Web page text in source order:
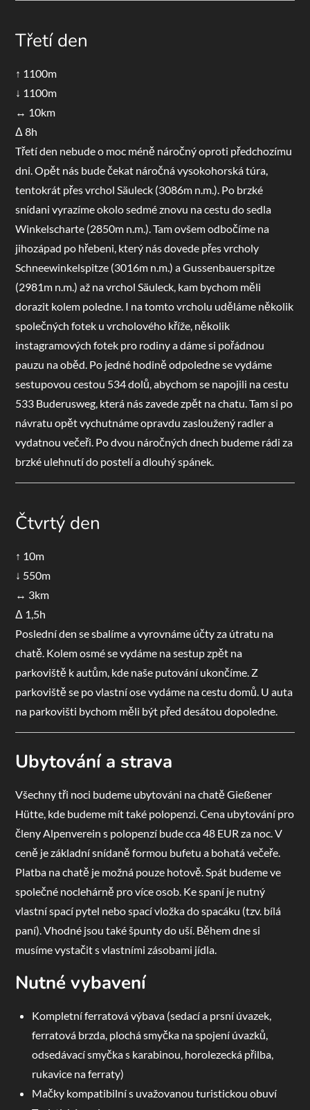
Třetí den
↑ 1100m
↓ 1100m
↔ 10km
Δ 8h
Třetí den nebude o moc méně náročný oproti předchozímu
dni. Opět nás bude čekat náročná vysokohorská túra,
tentokrát přes vrchol Säuleck (3086m n.m.). Po brzké
snídani vyrazíme okolo sedmé znovu na cestu do sedla
Winkelscharte (2850m n.m.). Tam ovšem odbočíme na
jihozápad po hřebeni, který nás dovede přes vrcholy
Schneewinkelspitze (3016m n.m.) a Gussenbauerspitze
(2981m n.m.) až na vrchol Säuleck, kam bychom měli
dorazit kolem poledne. I na tomto vrcholu uděláme několik
společných fotek u vrcholového kříže, několik
instagramových fotek pro rodiny a dáme si pořádnou
pauzu na oběd. Po jedné hodině odpoledne se vydáme
sestupovou cestou 534 dolů, abychom se napojili na cestu
533 Buderusweg, která nás zavede zpět na chatu. Tam si po
návratu opět vychutnáme opravdu zasloužený radler a
vydatnou večeři. Po dvou náročných dnech budeme rádi za
brzké ulehnutí do postelí a dlouhý spánek.
Čtvrtý den
↑ 10m
↓ 550m
↔ 3km
Δ 1,5h
Poslední den se sbalíme a vyrovnáme účty za útratu na
chatě. Kolem osmé se vydáme na sestup zpět na
parkoviště k autům, kde naše putování ukončíme. Z
parkoviště se po vlastní ose vydáme na cestu domů. U auta
na parkovišti bychom měli být před desátou dopoledne.
Ubytování a strava
Všechny tři noci budeme ubytováni na chatě Gießener
Hütte, kde budeme mít také polopenzi. Cena ubytování pro
členy Alpenverein s polopenzí bude cca 48 EUR za noc. V
ceně je základní snídaně formou bufetu a bohatá večeře.
Platba na chatě je možná pouze hotově. Spát budeme ve
společné noclehárně pro více osob. Ke spaní je nutný
vlastní spací pytel nebo spací vložka do spacáku (tzv. bílá
paní). Vhodné jsou také špunty do uší. Během dne si
musíme vystačit s vlastními zásobami jídla.
Nutné vybavení
Kompletní ferratová výbava (sedací a prsní úvazek,
ferratová brzda, plochá smyčka na spojení úvazků,
odsedávací smyčka s karabinou, horolezecká přilba,
rukavice na ferraty)
Mačky kompatibilní s uvažovanou turistickou obuví